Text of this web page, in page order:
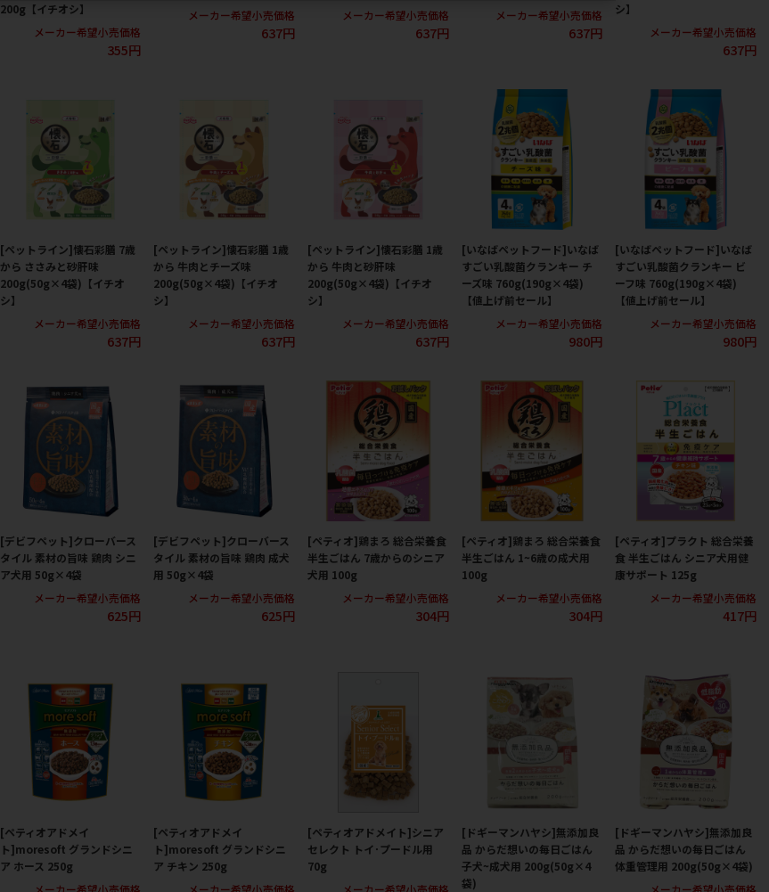
200g【イチオシ】
メーカー希望小売価格
355円
メーカー希望小売価格
637円
メーカー希望小売価格
637円
メーカー希望小売価格
637円
シ】
メーカー希望小売価格
637円
[ペットライン]懐石彩膳 7歳
から ささみと砂肝味
200g(50g×4袋)【イチオ
シ】
メーカー希望小売価格
637円
[ペットライン]懐石彩膳 1歳
から 牛肉とチーズ味
200g(50g×4袋)【イチオ
シ】
メーカー希望小売価格
637円
[ペットライン]懐石彩膳 1歳
から 牛肉と砂肝味
200g(50g×4袋)【イチオ
シ】
メーカー希望小売価格
637円
[いなばペットフード]いなば
すごい乳酸菌クランキー チ
ーズ味 760g(190g×4袋)
【値上げ前セール】
メーカー希望小売価格
980円
[いなばペットフード]いなば
すごい乳酸菌クランキー ビ
ーフ味 760g(190g×4袋)
【値上げ前セール】
メーカー希望小売価格
980円
[デビフペット]クローバース
タイル 素材の旨味 鶏肉 シニ
ア犬用 50g×4袋
メーカー希望小売価格
625円
[デビフペット]クローバース
タイル 素材の旨味 鶏肉 成犬
用 50g×4袋
メーカー希望小売価格
625円
[ペティオ]鶏まろ 総合栄養食
半生ごはん 7歳からのシニア
犬用 100g
メーカー希望小売価格
304円
[ペティオ]鶏まろ 総合栄養食
半生ごはん 1~6歳の成犬用
100g
メーカー希望小売価格
304円
[ペティオ]プラクト 総合栄養
食 半生ごはん シニア犬用健
康サポート 125g
メーカー希望小売価格
417円
[ペティオアドメイ
ト]moresoft グランドシニ
ア ホース 250g
メーカー希望小売価格
[ペティオアドメイ
ト]moresoft グランドシニ
ア チキン 250g
メーカー希望小売価格
[ペティオアドメイト]シニア
セレクト トイ･プードル用
70g
メーカー希望小売価格
[ドギーマンハヤシ]無添加良
品 からだ想いの毎日ごはん
子犬~成犬用 200g(50g×4
袋)
[ドギーマンハヤシ]無添加良
品 からだ想いの毎日ごはん
体重管理用 200g(50g×4袋)
メーカー希望小売価格